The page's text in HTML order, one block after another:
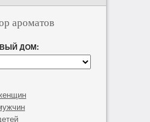
ароматов
ДОМ: